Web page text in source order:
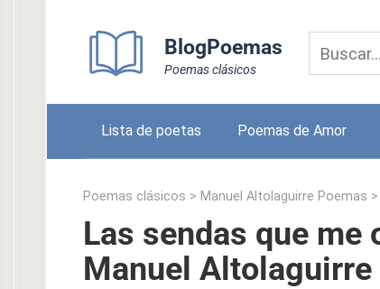
BlogPoemas
Poemas clásicos
Lista de poetas Poemas de Amor
Poemas clásicos > Manuel Altolaguirre Poemas >
Las sendas que
Manuel Altolaguirre